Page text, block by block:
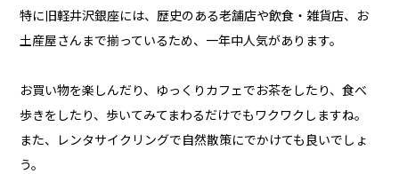
特に旧軽井沢銀座には、歴史のある老舗店や飲食・雑貨店、お
土産屋さんまで揃っているため、一年中人気があります。
お買い物を楽しんだり、ゆっくりカフェでお茶をしたり、食べ
歩きをしたり、歩いてみてまわるだけでもワクワクしますね。
また、レンタサイクリングで自然散策にでかけても良いでしょ
う。